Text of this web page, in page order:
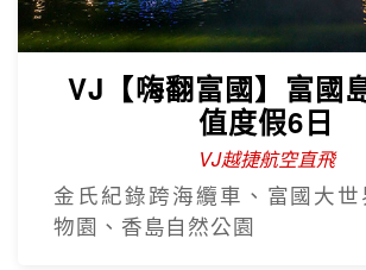
VJ【嗨翻富國】富國
值度假6日
VJ越捷航空直飛
金氏紀錄跨海纜車、富國大
物園、香島自然公園